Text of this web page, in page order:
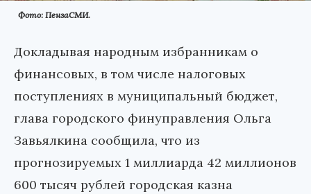
Фото: ПензаСМИ.
Докладывая народным избранникам о
финансовых, в том числе налоговых
поступлениях в муниципальный бюджет,
глава городского финуправления Ольга
Завьялкина сообщила, что из
прогнозируемых 1 миллиарда 42 миллионов
600 тысяч рублей городская казна